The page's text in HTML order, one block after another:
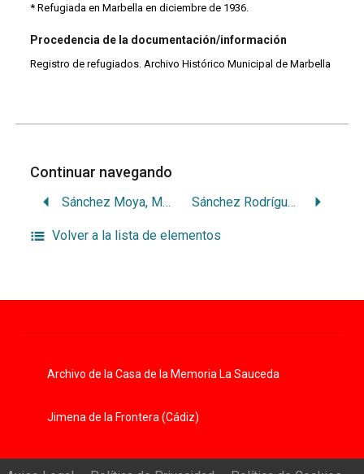
* Refugiada en Marbella en diciembre de 1936.
Procedencia de la documentación/información
Registro de refugiados. Archivo Histórico Municipal de Marbella
Continuar navegando
Sánchez Moya, María Sánchez Rodríguez, Ana
Volver a la lista de elementos
Archivo de la Casa de la Memoria La Sauceda
Jimena de la Frontera (Cádiz)